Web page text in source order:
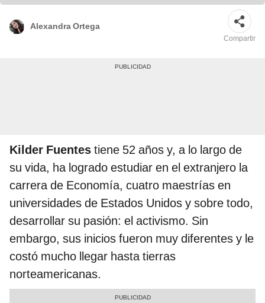
Alexandra Ortega
Compartir
Kilder Fuentes tiene 52 años y, a lo largo de
su vida, ha logrado estudiar en el extranjero la
carrera de Economía, cuatro maestrías en
universidades de Estados Unidos y sobre todo,
desarrollar su pasión: el activismo. Sin
embargo, sus inicios fueron muy diferentes y le
costó mucho llegar hasta tierras
norteamericanas.